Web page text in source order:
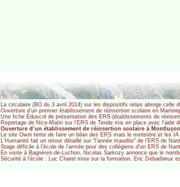
La circulaire (BO du 3 avril 2014) sur les dispositifs relais abroge celle
Ouverture d’un premier établissement de réinsertion scolaire en
Une fiche Eduscol de présentation des ERS (établissements de
Reportage de Nice-Matin sur l’ERS de Tende mis en place avec l’aide
Ouverture d’un établissement de réinsertion scolaire à
Le site Owni tente de faire un bilan des ERS mais le ministère et les
L’Humanité fait un retour détaillé sur "l’année maudite" de l’ERS de
Stage difficile à l’école de l’armée pour des collégiens d’un ERS de
En visite à Bagnères-de-Luchon, Nicolas Sarkozy annonce que le
Sécurité à l’école : Luc Chatel mise sur la formation. Eric Debarbieux